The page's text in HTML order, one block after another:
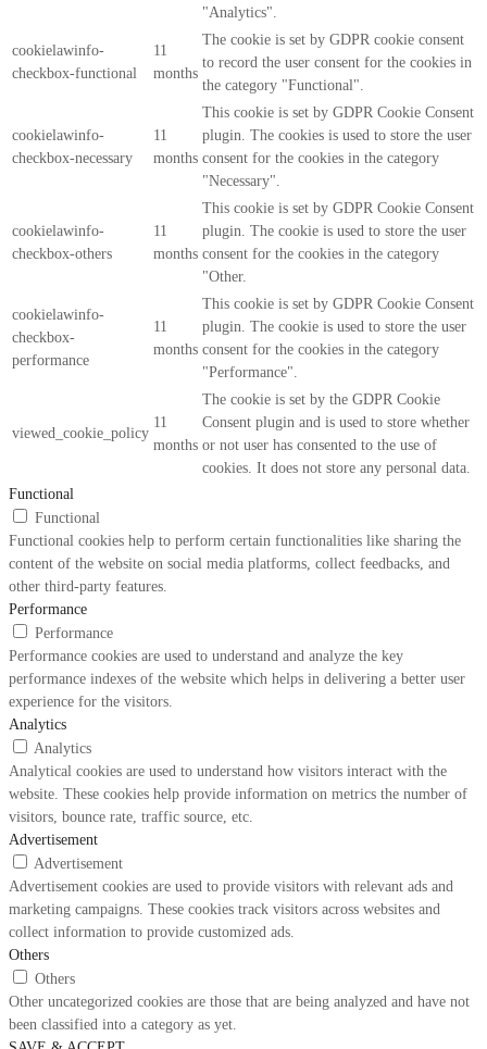
"Analytics".
cookielawinfo-
checkbox-functional
11
months
The cookie is set by GDPR cookie consent
to record the user consent for the cookies in
the category "Functional".
cookielawinfo-
checkbox-necessary
11
months
This cookie is set by GDPR Cookie Consent
plugin. The cookies is used to store the user
consent for the cookies in the category
"Necessary".
cookielawinfo-
checkbox-others
11
months
This cookie is set by GDPR Cookie Consent
plugin. The cookie is used to store the user
consent for the cookies in the category
"Other.
cookielawinfo-
checkbox-
performance
11
months
This cookie is set by GDPR Cookie Consent
plugin. The cookie is used to store the user
consent for the cookies in the category
"Performance".
viewed_cookie_policy
11
months
The cookie is set by the GDPR Cookie
Consent plugin and is used to store whether
or not user has consented to the use of
cookies. It does not store any personal data.
Functional
Functional
Functional cookies help to perform certain functionalities like sharing the
content of the website on social media platforms, collect feedbacks, and
other third-party features.
Performance
Performance
Performance cookies are used to understand and analyze the key
performance indexes of the website which helps in delivering a better user
experience for the visitors.
Analytics
Analytics
Analytical cookies are used to understand how visitors interact with the
website. These cookies help provide information on metrics the number of
visitors, bounce rate, traffic source, etc.
Advertisement
Advertisement
Advertisement cookies are used to provide visitors with relevant ads and
marketing campaigns. These cookies track visitors across websites and
collect information to provide customized ads.
Others
Others
Other uncategorized cookies are those that are being analyzed and have not
been classified into a category as yet.